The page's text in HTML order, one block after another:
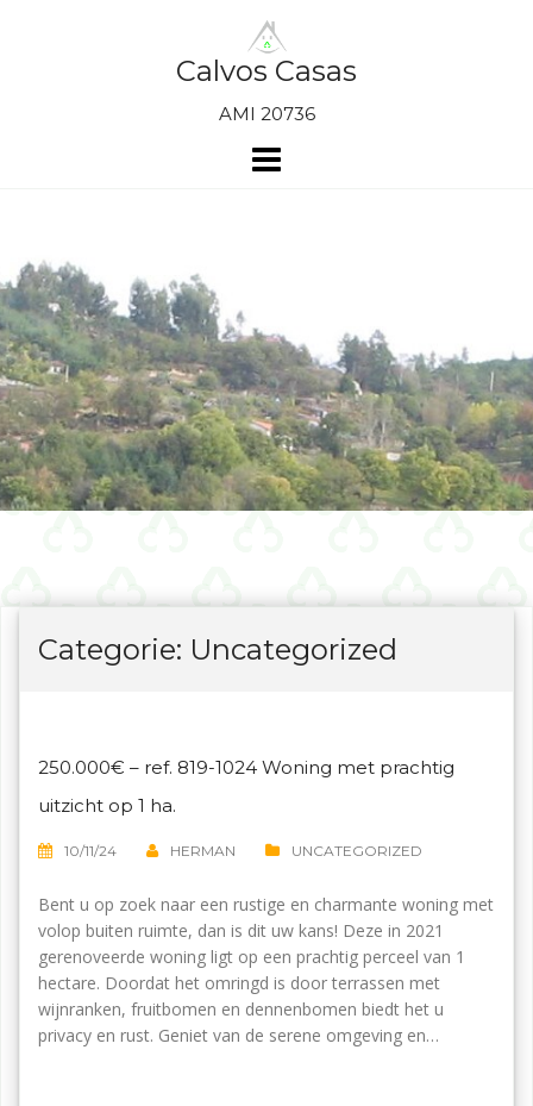
Calvos Casas
AMI 20736
Categorie: Uncategorized
250.000€ – ref. 819-1024 Woning met prachtig
uitzicht op 1 ha.
10/11/24 HERMAN UNCATEGORIZED
Bent u op zoek naar een rustige en charmante woning met
volop buiten ruimte, dan is dit uw kans! Deze in 2021
gerenoveerde woning ligt op een prachtig perceel van 1
hectare. Doordat het omringd is door terrassen met
wijnranken, fruitbomen en dennenbomen biedt het u
privacy en rust. Geniet van de serene omgeving en…